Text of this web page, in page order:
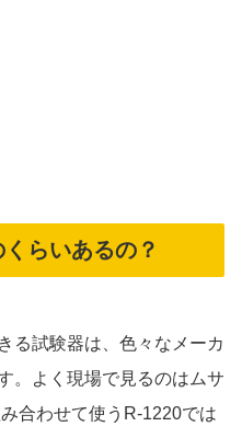
らいあるの？
る試験器は、色々なメーカ
。よく現場で見るのはムサ
合わせて使うR-1220では